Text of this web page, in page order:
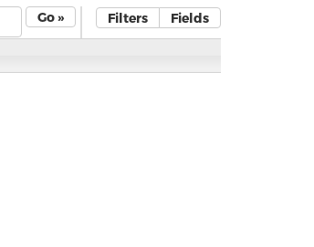
Filters Fields
Go »